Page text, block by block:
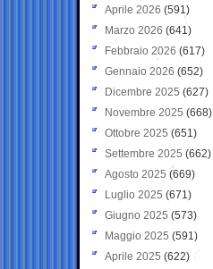
Aprile 2026 (591)
Marzo 2026 (641)
Febbraio 2026 (617)
Gennaio 2026 (652)
Dicembre 2025 (627)
Novembre 2025 (668)
Ottobre 2025 (651)
Settembre 2025 (662)
Agosto 2025 (669)
Luglio 2025 (671)
Giugno 2025 (573)
Maggio 2025 (591)
Aprile 2025 (622)